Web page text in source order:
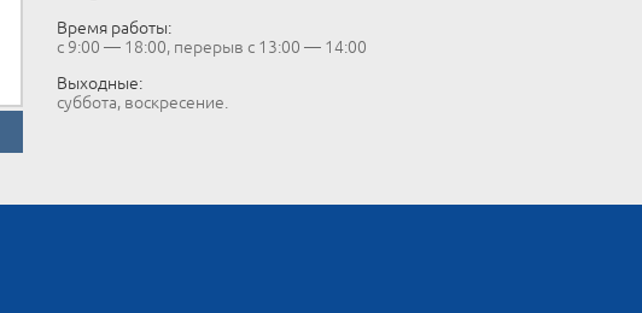
Время работы:
с 9:00 — 18:00, перерыв с 13:00 — 14:00
Выходные:
суббота, воскресение.